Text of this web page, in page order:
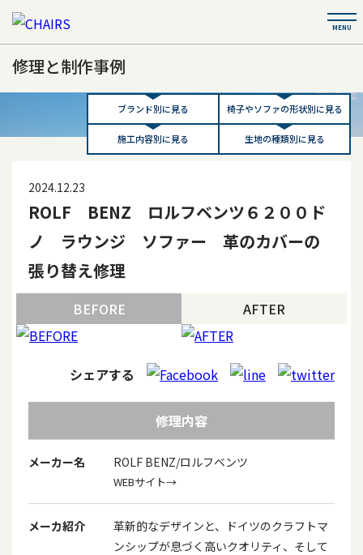
修理と制作事例
ブランド別に見る 椅子やソファの形状別に見る
施工内容別に見る 生地の種類別に見る
2024.12.23
ROLF BENZ ロルフベンツ６２００ド
ノ ラウンジ ソファー 革のカバーの
張り替え修理
BEFORE AFTER
シェアする
修理内容
メーカー名 ROLF BENZ/ロルフベンツ
WEBサイト→
メーカ紹介
革新的なデザインと、ドイツのクラフトマ
ンシップが息づく高いクオリティ、そして